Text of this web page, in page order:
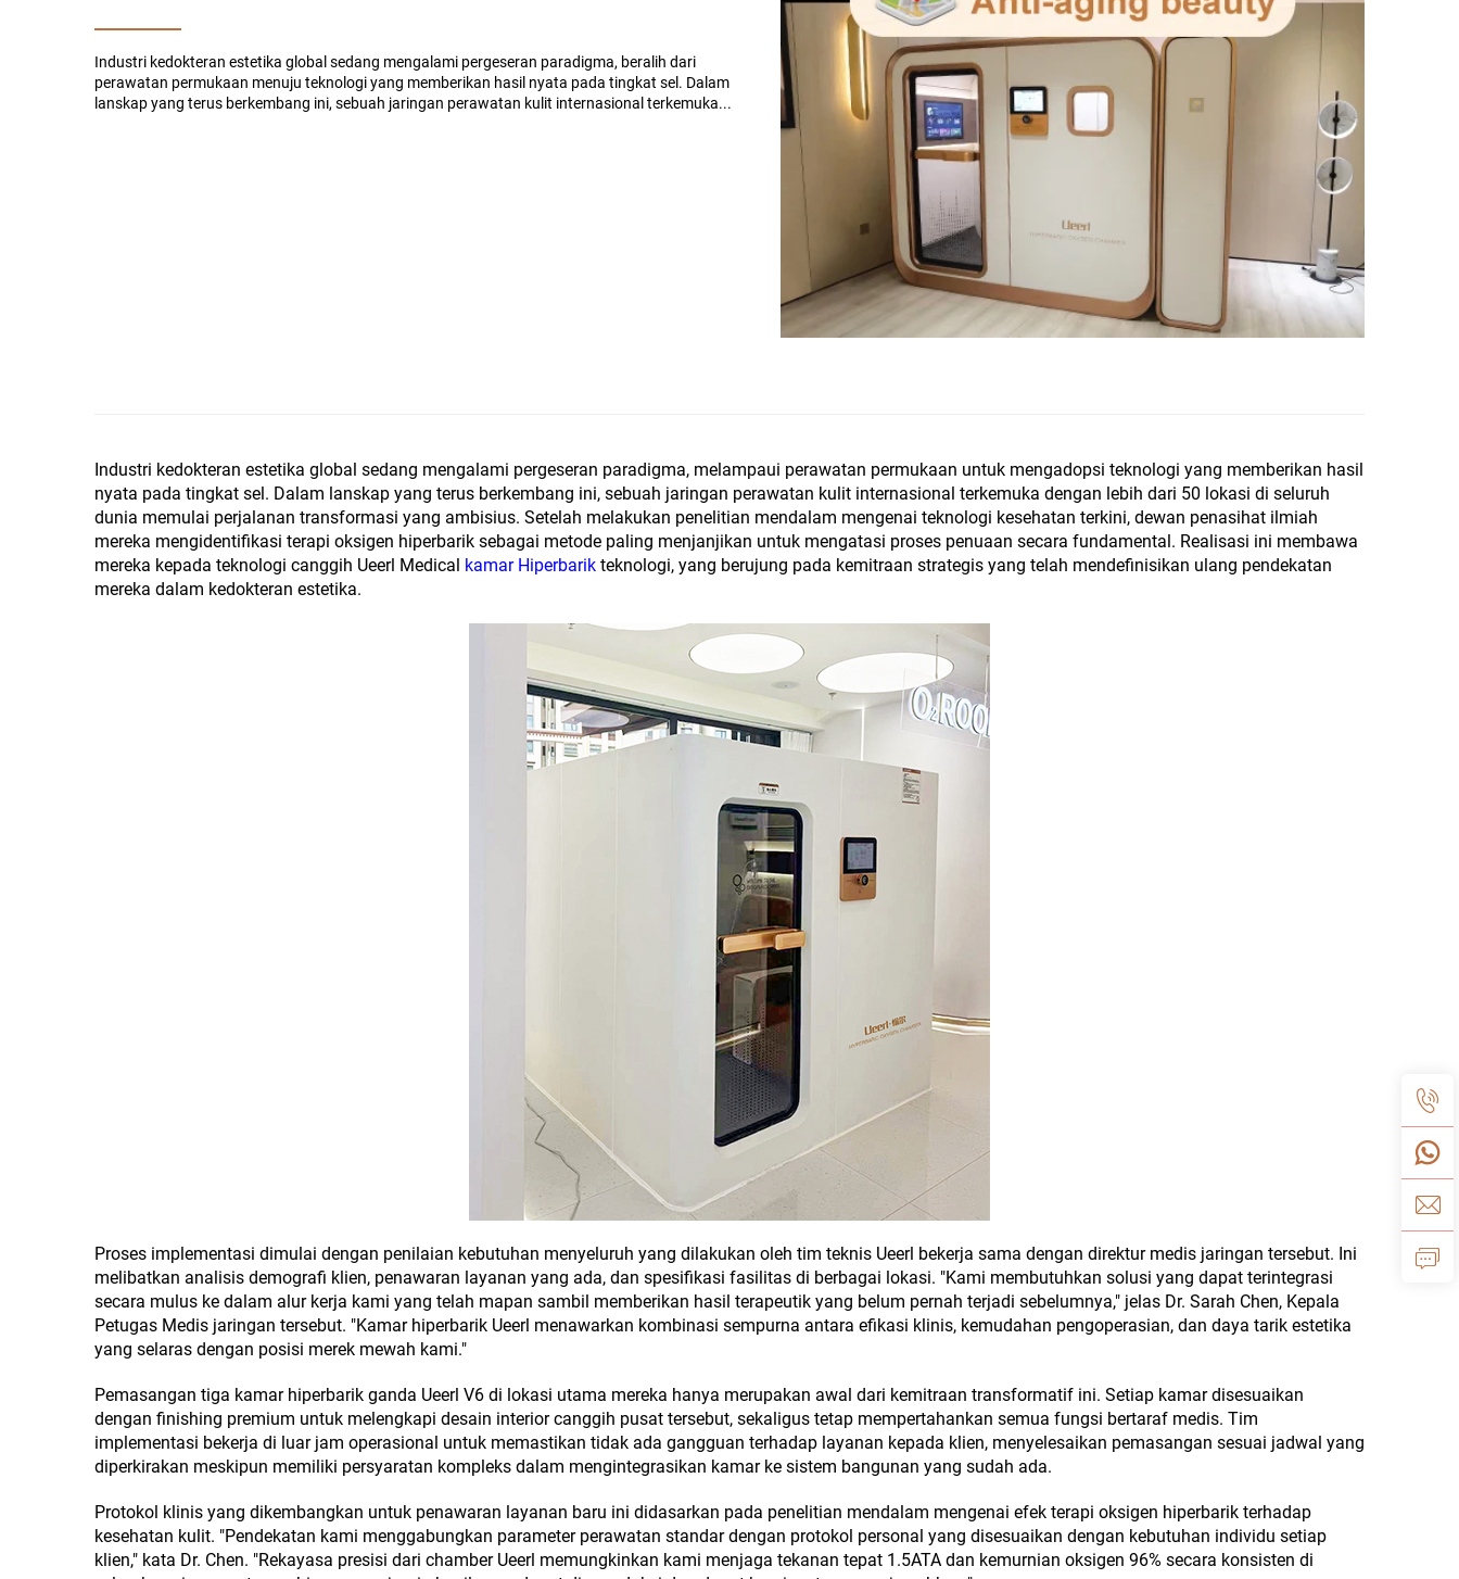
Industri kedokteran estetika global sedang mengalami pergeseran paradigma, beralih dari
perawatan permukaan menuju teknologi yang memberikan hasil nyata pada tingkat sel. Dalam
lanskap yang terus berkembang ini, sebuah jaringan perawatan kulit internasional terkemuka...
Industri kedokteran estetika global sedang mengalami pergeseran paradigma, melampaui perawatan permukaan untuk mengadopsi teknologi yang memberikan hasil
nyata pada tingkat sel. Dalam lanskap yang terus berkembang ini, sebuah jaringan perawatan kulit internasional terkemuka dengan lebih dari 50 lokasi di seluruh
dunia memulai perjalanan transformasi yang ambisius. Setelah melakukan penelitian mendalam mengenai teknologi kesehatan terkini, dewan penasihat ilmiah
mereka mengidentifikasi terapi oksigen hiperbarik sebagai metode paling menjanjikan untuk mengatasi proses penuaan secara fundamental. Realisasi ini membawa
mereka kepada teknologi canggih Ueerl Medical kamar Hiperbarik teknologi, yang berujung pada kemitraan strategis yang telah mendefinisikan ulang pendekatan
mereka dalam kedokteran estetika.
Proses implementasi dimulai dengan penilaian kebutuhan menyeluruh yang dilakukan oleh tim teknis Ueerl bekerja sama dengan direktur medis jaringan tersebut. Ini
melibatkan analisis demografi klien, penawaran layanan yang ada, dan spesifikasi fasilitas di berbagai lokasi. "Kami membutuhkan solusi yang dapat terintegrasi
secara mulus ke dalam alur kerja kami yang telah mapan sambil memberikan hasil terapeutik yang belum pernah terjadi sebelumnya," jelas Dr. Sarah Chen, Kepala
Petugas Medis jaringan tersebut. "Kamar hiperbarik Ueerl menawarkan kombinasi sempurna antara efikasi klinis, kemudahan pengoperasian, dan daya tarik estetika
yang selaras dengan posisi merek mewah kami."
Pemasangan tiga kamar hiperbarik ganda Ueerl V6 di lokasi utama mereka hanya merupakan awal dari kemitraan transformatif ini. Setiap kamar disesuaikan
dengan finishing premium untuk melengkapi desain interior canggih pusat tersebut, sekaligus tetap mempertahankan semua fungsi bertaraf medis. Tim
implementasi bekerja di luar jam operasional untuk memastikan tidak ada gangguan terhadap layanan kepada klien, menyelesaikan pemasangan sesuai jadwal yang
diperkirakan meskipun memiliki persyaratan kompleks dalam mengintegrasikan kamar ke sistem bangunan yang sudah ada.
Protokol klinis yang dikembangkan untuk penawaran layanan baru ini didasarkan pada penelitian mendalam mengenai efek terapi oksigen hiperbarik terhadap
kesehatan kulit. "Pendekatan kami menggabungkan parameter perawatan standar dengan protokol personal yang disesuaikan dengan kebutuhan individu setiap
klien," kata Dr. Chen. "Rekayasa presisi dari chamber Ueerl memungkinkan kami menjaga tekanan tepat 1.5ATA dan kemurnian oksigen 96% secara konsisten di